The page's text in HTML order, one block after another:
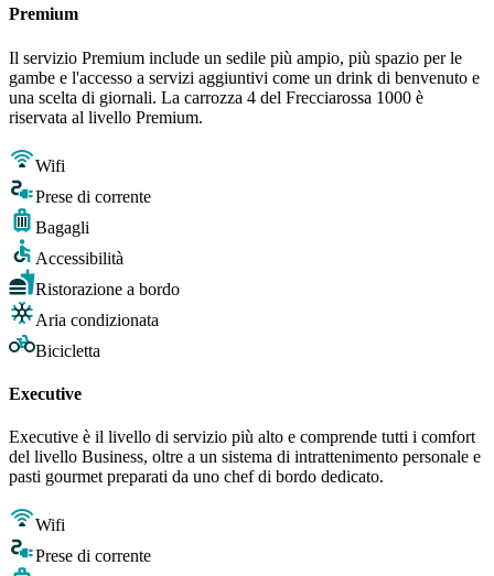
Premium
Il servizio Premium include un sedile più ampio, più spazio per le
gambe e l'accesso a servizi aggiuntivi come un drink di benvenuto e
una scelta di giornali. La carrozza 4 del Frecciarossa 1000 è
riservata al livello Premium.
Wifi
Prese di corrente
Bagagli
Accessibilità
Ristorazione a bordo
Aria condizionata
Bicicletta
Executive
Executive è il livello di servizio più alto e comprende tutti i comfort
del livello Business, oltre a un sistema di intrattenimento personale e
pasti gourmet preparati da uno chef di bordo dedicato.
Wifi
Prese di corrente